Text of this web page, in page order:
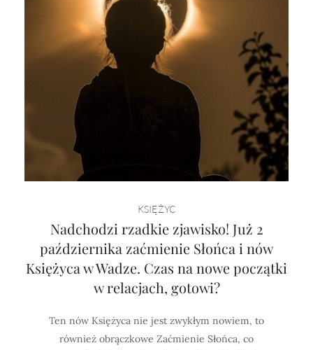
KSIĘŻYC
Nadchodzi rzadkie zjawisko! Już 2
października zaćmienie Słońca i nów
Księżyca w Wadze. Czas na nowe początki
w relacjach, gotowi?
Ten nów Księżyca nie jest zwykłym nowiem, to
również obrączkowe Zaćmienie Słońca, co